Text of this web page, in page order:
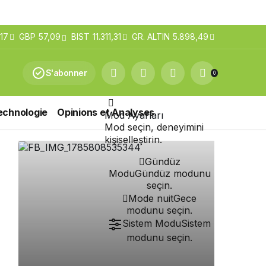
GBP 57,09 BIST 11.311,31 GR. ALTIN 5.898,49
S'abonner 0
Opinions et Analyses
Mod Ayarları
Mod seçin, deneyimini
kişiselleştirin.
Gündüz
ModuGündüz modunu
seçin.
Mode nuitGece
modunu seçin.
Sistem ModuSistem
modunu seçin.